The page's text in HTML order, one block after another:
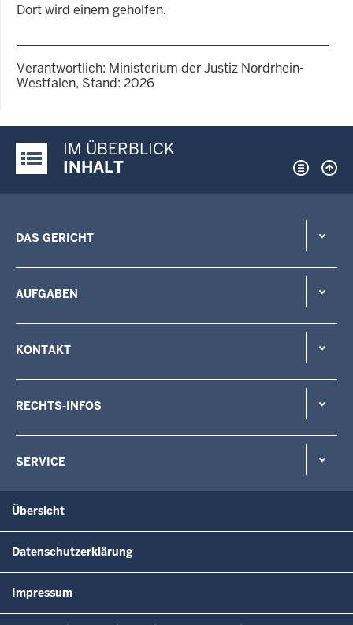
Dort wird einem geholfen.
Verantwortlich: Ministerium der Justiz Nordrhein-
Westfalen, Stand: 2026
Justiz-Portal im Überblick:
IM ÜBERBLICK
INHALT
DAS GERICHT
AUFGABEN
KONTAKT
RECHTS-INFOS
SERVICE
Übersicht
Datenschutzerklärung
Impressum